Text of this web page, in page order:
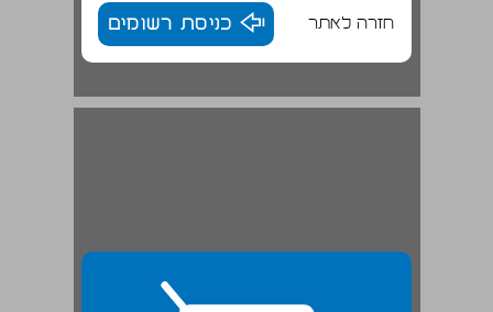
חזרה לאתר כניסת רשומים